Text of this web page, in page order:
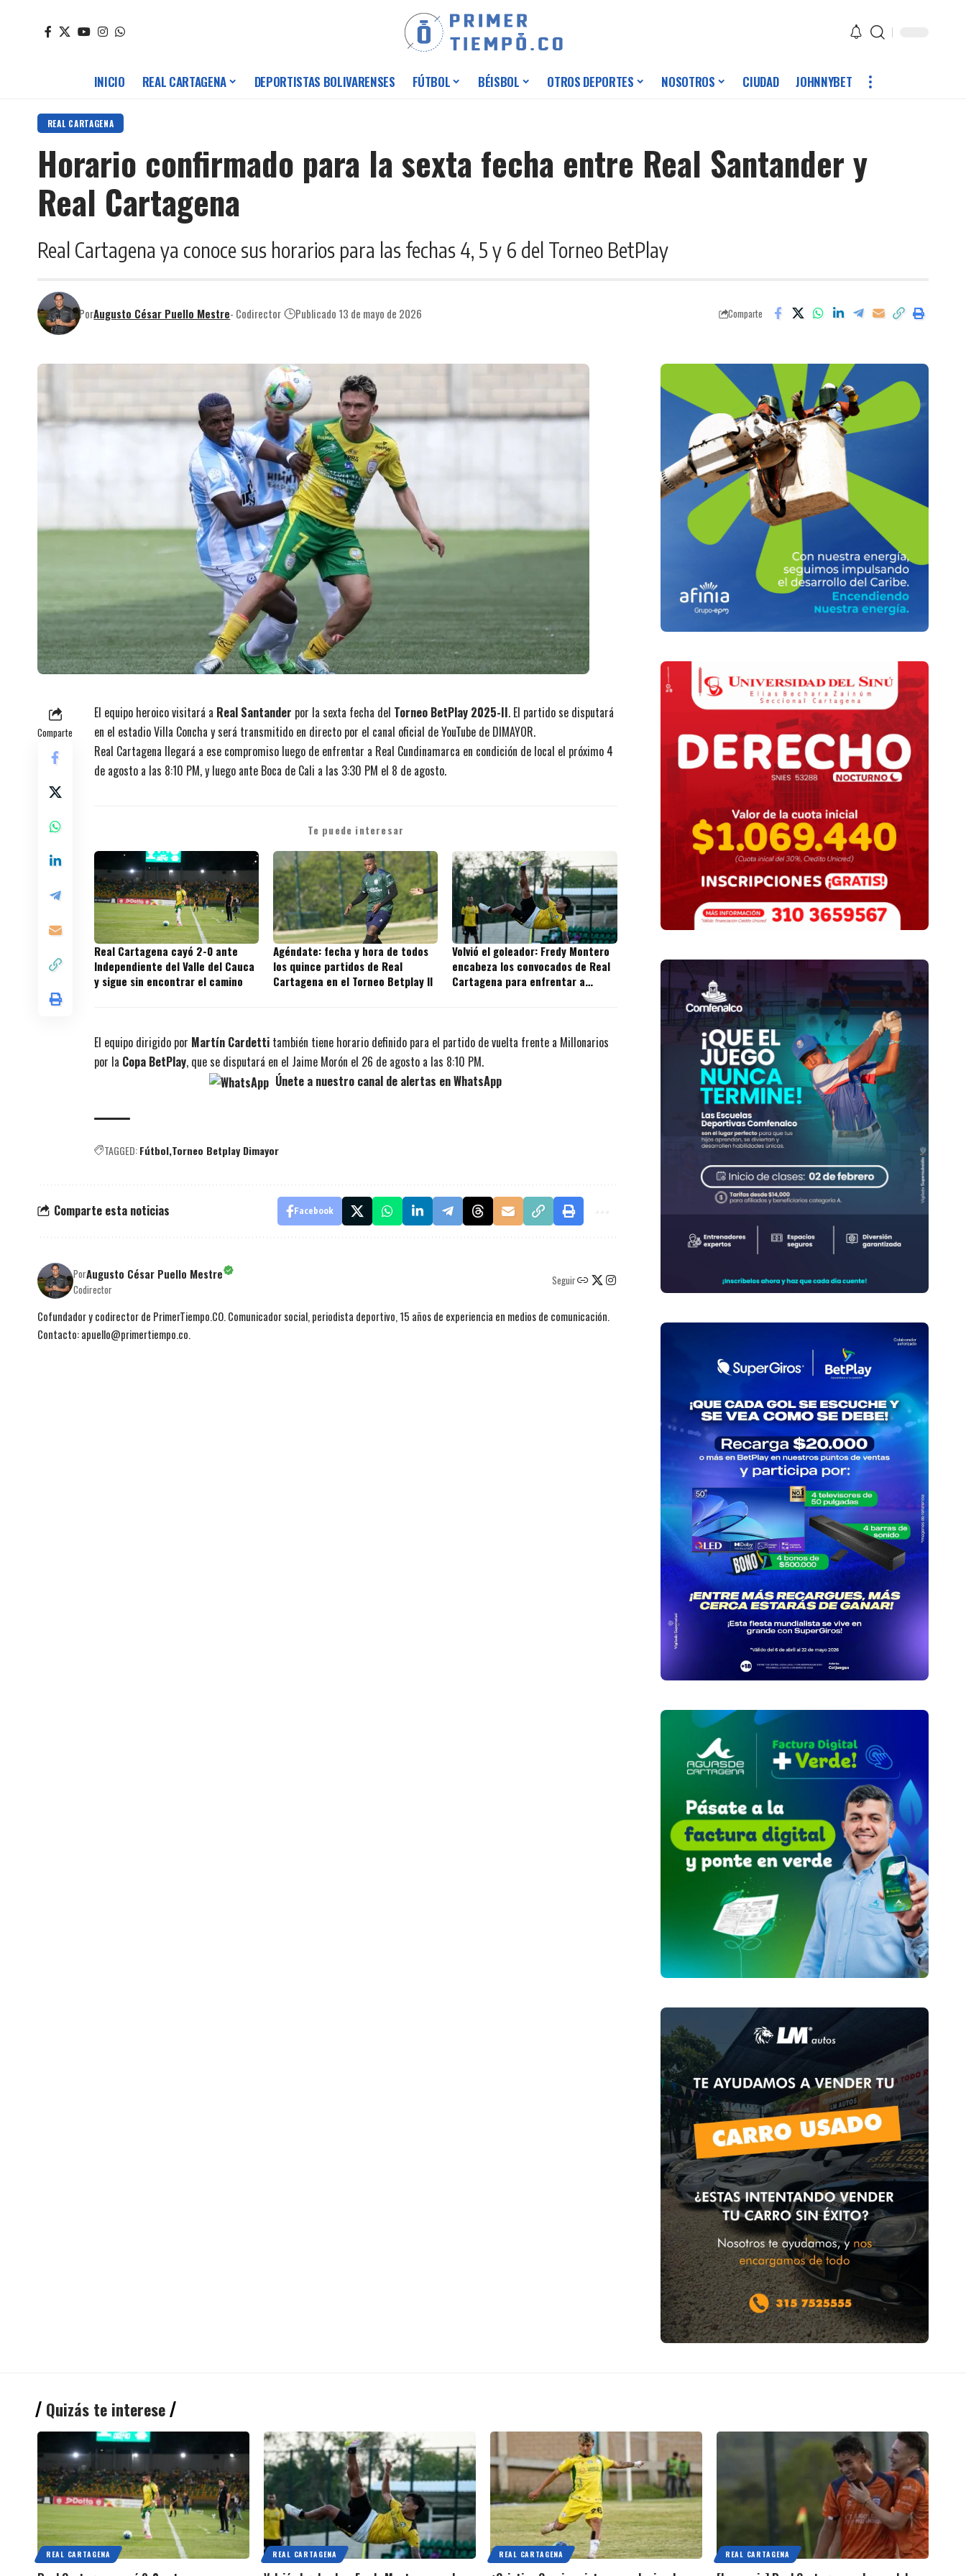
INICIO REAL CARTAGENA DEPORTISTAS BOLIVARENSES FÚTBOL BÉISBOL OTROS DEPORTES NOSOTROS CIUDAD JOHNNYBET
REAL CARTAGENA
Horario confirmado para la sexta fecha entre Real Santander y
Real Cartagena
Real Cartagena ya conoce sus horarios para las fechas 4, 5 y 6 del Torneo BetPlay
PorAugusto César Puello Mestre- Codirector Publicado 13 de mayo de 2026 Comparte
Comparte
El equipo heroico visitará a Real Santander por la sexta fecha del Torneo BetPlay 2025-II. El partido se disputará
en el estadio Villa Concha y será transmitido en directo por el canal oficial de YouTube de DIMAYOR.
Real Cartagena llegará a ese compromiso luego de enfrentar a Real Cundinamarca en condición de local el próximo 4
de agosto a las 8:10 PM, y luego ante Boca de Cali a las 3:30 PM el 8 de agosto.
Te puede interesar
Real Cartagena cayó 2-0 ante
Independiente del Valle del Cauca
y sigue sin encontrar el camino
Agéndate: fecha y hora de todos
los quince partidos de Real
Cartagena en el Torneo Betplay II
Volvió el goleador: Fredy Montero
encabeza los convocados de Real
Cartagena para enfrentar a
El equipo dirigido por Martín Cardetti también tiene horario definido para el partido de vuelta frente a Millonarios
por la Copa BetPlay, que se disputará en el Jaime Morón el 26 de agosto a las 8:10 PM.
Únete a nuestro canal de alertas en WhatsApp
TAGGED:Fútbol Torneo Betplay Dimayor
Comparte esta noticias Facebook
PorAugusto César Puello Mestre
Codirector
Seguir
Cofundador y codirector de PrimerTiempo.CO. Comunicador social, periodista deportivo, 15 años de experiencia en medios de comunicación.
Contacto: apuello@primertiempo.co.
Quizás te interese
REAL CARTAGENA REAL CARTAGENA REAL CARTAGENA REAL CARTAGENA